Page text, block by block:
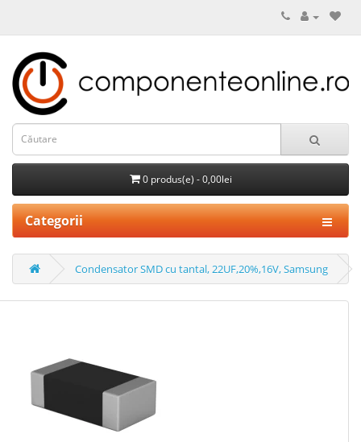
0 produs(e) - 0,00lei
Categorii
Condensator SMD cu tantal, 22UF,20%,16V, Samsung